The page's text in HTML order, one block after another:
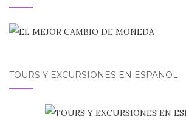
TOURS Y EXCURSIONES EN ESPAÑOL